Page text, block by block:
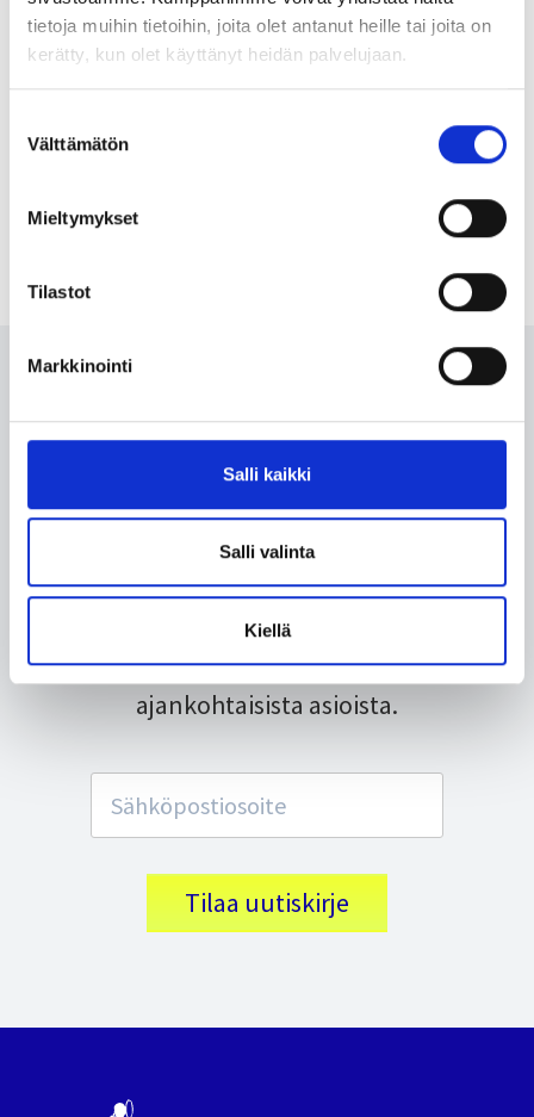
tietoja muihin tietoihin, joita olet antanut heille tai joita on
kerätty, kun olet käyttänyt heidän palvelujaan.
valinta
Välttämätön
Mieltymykset
Tilastot
Markkinointi
Salli kaikki
Salli valinta
Kiellä
Pallon saa lainaan!
Uutiskirje
Tilaa uutiskirjeemme, niin pysyt
kärryillä uutisistamme,
tarjouksistamme ja muista
ajankohtaisista asioista.
Tilaa uutiskirje